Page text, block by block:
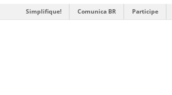
Simplifique! Comunica BR Participe